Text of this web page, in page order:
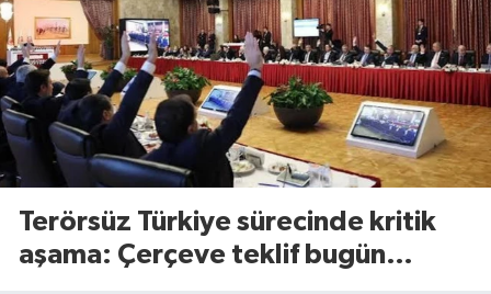
Terörsüz Türkiye sürecinde kritik
aşama: Çerçeve teklif bugün